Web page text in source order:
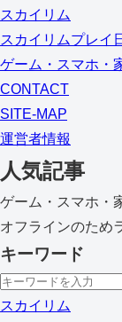
スカイリム
スカイリムプレイ
ゲーム・スマホ・
CONTACT
SITE-MAP
運営者情報
人気記事
ゲーム・スマホ・
オフラインのため
キーワード
スカイリム